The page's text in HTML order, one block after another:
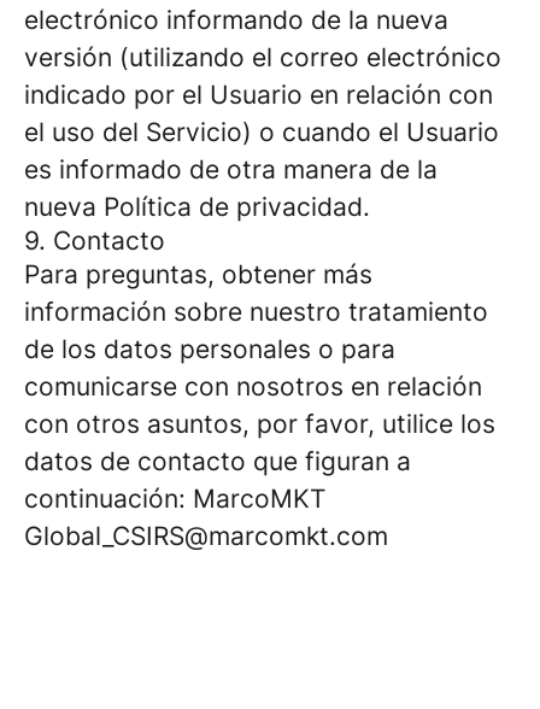
electrónico informando de la nueva
versión (utilizando el correo electrónico
indicado por el Usuario en relación con
el uso del Servicio) o cuando el Usuario
es informado de otra manera de la
nueva Política de privacidad.
9. Contacto
Para preguntas, obtener más
información sobre nuestro tratamiento
de los datos personales o para
comunicarse con nosotros en relación
con otros asuntos, por favor, utilice los
datos de contacto que figuran a
continuación: MarcoMKT
Global_CSIRS@marcomkt.com